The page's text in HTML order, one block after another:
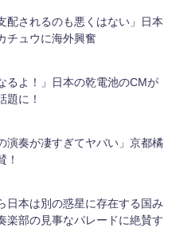
配されるのも悪くはない」日本
チュウに海外興奮
るよ！」日本の乾電池のCMが
題に！
演奏が凄すぎてヤバい」京都橘
！
日本は別の惑星に存在する国み
楽部の見事なパレードに絶賛す